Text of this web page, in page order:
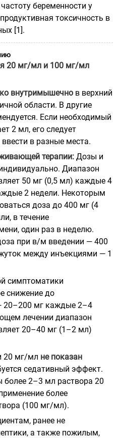
беременности у
токсичность в
[1].
20 мг/мл и 100 мг/мл
внутримышечно в верхний
области. В другие
Если необходимый
2 мл, его следует
в разные места.
терапии: Дозы и
Диапазон
50 мг (0,5 мл) каждые 4
2 недели. Некоторым
доза до 400 мг (4
в течение
один раз в неделю.
при в/м введении — 400
между инъекциями — 1
симптоматики
снижение до
мг каждые 2–4
лечении диапазон
20–40 мг (1–2 мл)
20 мг/мл не показан
седативный эффект.
2–3 мл раствора 20
более
(100 мг/мл).
ранее не
а также пожилым,